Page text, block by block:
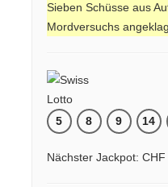
Sieben Schüsse aus
Mordversuchs
5 8 9 14
Nächster Jackpot: